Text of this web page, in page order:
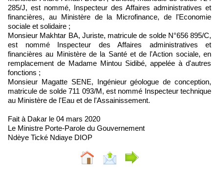
285/J, est nommé, Inspecteur des Affaires administratives et
financières, au Ministère de la Microfinance, de l'Economie
sociale et solidaire ;
Monsieur Makhtar BA, Juriste, matricule de solde N°656 895/C,
est nommé Inspecteur des Affaires administratives et
financières au Ministère de la Santé et de l'Action sociale, en
remplacement de Madame Mintou Sidibé, appelée à d'autres
fonctions ;
Monsieur Magatte SENE, Ingénieur géologue de conception,
matricule de solde 711 093/M, est nommé Inspecteur technique
au Ministère de l'Eau et de l'Assainissement.
Fait à Dakar le 04 mars 2020
Le Ministre Porte-Parole du Gouvernement
Ndèye Tické Ndiaye DIOP